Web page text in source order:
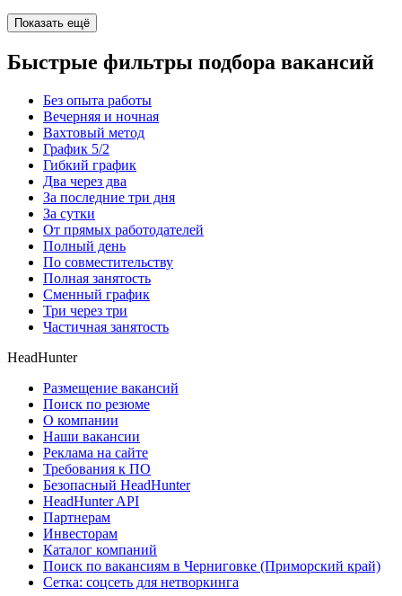
Показать ещё
Быстрые фильтры подбора вакансий
Без опыта работы
Вечерняя и ночная
Вахтовый метод
График 5/2
Гибкий график
Два через два
За последние три дня
За сутки
От прямых работодателей
Полный день
По совместительству
Полная занятость
Сменный график
Три через три
Частичная занятость
HeadHunter
Размещение вакансий
Поиск по резюме
О компании
Наши вакансии
Реклама на сайте
Требования к ПО
Безопасный HeadHunter
HeadHunter API
Партнерам
Инвесторам
Каталог компаний
Поиск по вакансиям в Черниговке (Приморский край)
Сетка: соцсеть для нетворкинга